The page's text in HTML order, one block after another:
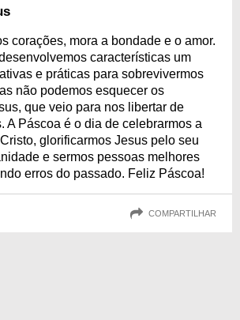
que está chegando, compartilhando estas belas
corações, mora a bondade e o amor.
características um
e práticas para sobrevivermos
não podemos esquecer os
que veio para nos libertar de
A Páscoa é o dia de celebrarmos a
glorificarmos Jesus pelo seu
e sermos pessoas melhores
erros do passado. Feliz Páscoa!
COMPARTILHAR